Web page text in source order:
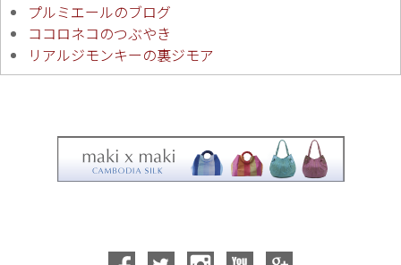
プルミエールのブログ
ココロネコのつぶやき
リアルジモンキーの裏ジモア